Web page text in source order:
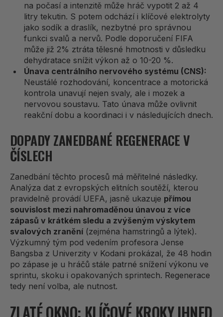
na počasí a intenzitě může hráč vypotit 2 až 4
litry tekutin. S potem odchází i klíčové elektrolyty
jako sodík a draslík, nezbytné pro správnou
funkci svalů a nervů. Podle doporučení FIFA
může již 2% ztráta tělesné hmotnosti v důsledku
dehydratace snížit výkon až o 10-20 %.
Únava centrálního nervového systému (CNS):
Neustálé rozhodování, koncentrace a motorická
kontrola unavují nejen svaly, ale i mozek a
nervovou soustavu. Tato únava může ovlivnit
reakční dobu a koordinaci i v následujících dnech.
DOPADY ZANEDBANÉ REGENERACE V
ČÍSLECH
Zanedbání těchto procesů má měřitelné následky.
Analýza dat z evropských elitních soutěží, kterou
pravidelně provádí UEFA, jasně ukazuje přímou
souvislost mezi nahromaděnou únavou z více
zápasů v krátkém sledu a zvýšeným výskytem
svalových zranění (zejména hamstringů a lýtek).
Výzkumný tým pod vedením profesora Jense
Bangsba z Univerzity v Kodani prokázal, že 48 hodin
po zápase je u hráčů stále patrné snížení výkonu ve
sprintu, skoku i opakovaných sprintech. Regenerace
tedy není volba, ale nutnost.
ZLATÉ OKNO: KLÍČOVÉ KROKY IHNED